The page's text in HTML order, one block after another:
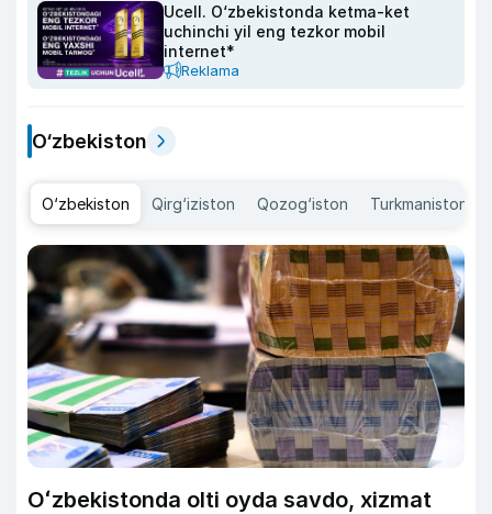
Ucell. O‘zbekistonda ketma-ket
uchinchi yil eng tezkor mobil
internet*
Reklama
O‘zbekiston
O‘zbekiston Qirg‘iziston Qozog‘iston Turkmaniston
Oʻzbekistonda olti oyda savdo, xizmat